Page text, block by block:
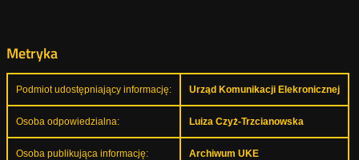
Metryka
Podmiot udostępniający informację: Urząd Komunikacji Elekronicznej
Osoba odpowiedzialna: Luiza Czyż-Trzcianowska
Osoba publikująca informację: Archiwum UKE